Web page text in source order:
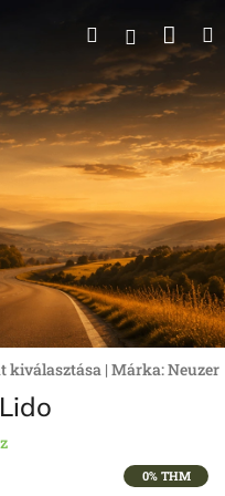
Keresés
kiválasztása | Márka:Neuzer
0% THM